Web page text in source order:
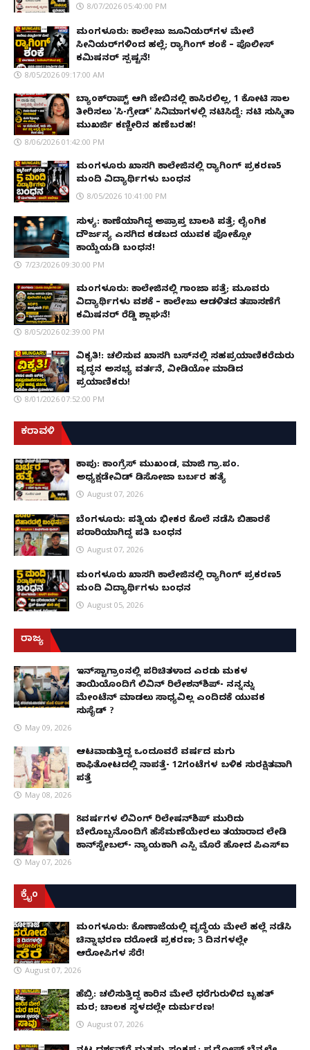
8/07/2026 05:40:00 PM
ಮಂಗಳೂರು: ಕಾಲೇಜು ಜೂನಿಯರ್‌ಗಳ ಮೇಲೆ
ಸೀನಿಯರ್‌ಗಳಿಂದ ಹಲ್ಲೆ; ರ‌್ಯಾಗಿಂಗ್ ಶಂಕೆ – ಪೊಲೀಸ್
ಕಮಿಷನರ್ ಸ್ಪಷ್ಟನೆ!
8/05/2026 09:17:00 AM
ಬ್ಯಾಂಕ್‌ರಾಪ್ಟ್‌ ಆಗಿ ಜೇಬಿನಲ್ಲಿ ಕಾಸಿರಲಿಲ್ಲ, ₹1 ಕೋಟಿ ಸಾಲ
ತೀರಿಸಲು 'ಸಿ-ಗ್ರೇಡ್' ಸಿನಿಮಾಗಳಲ್ಲಿ ನಟಿಸಿದ್ದೆ: ನಟಿ ಸುಸ್ಮಿತಾ
ಮುಖರ್ಜಿ ಕಣ್ಣೀರಿನ ಹಣೆಬರಹ!
8/06/2026 01:42:00 PM
ಮಂಗಳೂರು ಖಾಸಗಿ ಕಾಲೇಜಿನಲ್ಲಿ ರ‌್ಯಾಗಿಂಗ್ ಪ್ರಕರಣ5
ಮಂದಿ ವಿದ್ಯಾರ್ಥಿಗಳು ಬಂಧನ
8/05/2026 10:41:00 PM
ಸುಳ್ಯ: ಕಾಣೆಯಾಗಿದ್ದ ಅಪ್ರಾಪ್ತ ಬಾಲಕಿ ಪತ್ತೆ; ಲೈಂಗಿಕ
ದೌರ್ಜನ್ಯ ಎಸಗಿದ ಕಡಬದ ಯುವಕ ಪೋಕ್ಸೋ
ಕಾಯ್ದೆಯಡಿ ಬಂಧನ!
7/23/2026 09:30:00 PM
ಮಂಗಳೂರು: ಕಾಲೇಜಿನಲ್ಲಿ ಗಾಂಜಾ ಪತ್ತೆ; ಮೂವರು
ವಿದ್ಯಾರ್ಥಿಗಳು ವಶಕ್ಕೆ – ಕಾಲೇಜು ಆಡಳಿತದ ತಪಾಸಣೆಗೆ
ಕಮಿಷನರ್ ರೆಡ್ಡಿ ಶ್ಲಾಘನೆ!
8/05/2026 02:39:00 PM
ವಿಕೃತಿ!: ಚಲಿಸುವ ಖಾಸಗಿ ಬಸ್‌ನಲ್ಲಿ ಸಹಪ್ರಯಾಣಿಕರೆದುರು
ವೃದ್ಧನ ಅಸಭ್ಯ ವರ್ತನೆ, ವೀಡಿಯೋ ಮಾಡಿದ
ಪ್ರಯಾಣಿಕರು!
8/01/2026 07:52:00 PM
ಕರಾವಳಿ
ಕಾಪು: ಕಾಂಗ್ರೆಸ್ ಮುಖಂಡ, ಮಾಜಿ ಗ್ರಾ.ಪಂ.
ಅಧ್ಯಕ್ಷಡೇವಿಡ್ ಡಿಸೋಜಾ ಬರ್ಬರ ಹತ್ಯೆ
August 07, 2026
ಬೆಂಗಳೂರು: ಪತ್ನಿಯ ಭೀಕರ ಕೊಲೆ ನಡೆಸಿ ಬಿಹಾರಕ್ಕೆ
ಪರಾರಿಯಾಗಿದ್ದ ಪತಿ ಬಂಧನ
August 07, 2026
ಮಂಗಳೂರು ಖಾಸಗಿ ಕಾಲೇಜಿನಲ್ಲಿ ರ‌್ಯಾಗಿಂಗ್ ಪ್ರಕರಣ5
ಮಂದಿ ವಿದ್ಯಾರ್ಥಿಗಳು ಬಂಧನ
August 05, 2026
ರಾಜ್ಯ
ಇನ್​ಸ್ಟಾಗ್ರಾಂನಲ್ಲಿ ಪರಿಚಿತಳಾದ ಎರಡು ಮಕ್ಕಳ
ತಾಯಿಯೊಂದಿಗೆ ಲಿವಿನ್ ರಿಲೇಶನ್​ಶಿಪ್- ನನ್ನನ್ನು
ಮೇಂಟೆನ್ ಮಾಡಲು ಸಾಧ್ಯವಿಲ್ಲ ಎಂದಿದಕ್ಕೆ ಯುವಕ
ಸುಸೈಡ್ ?
May 09, 2026
ಆಟವಾಡುತ್ತಿದ್ದ ಒಂದೂವರೆ ವರ್ಷದ ಮಗು
ಕಾಫಿತೋಟದಲ್ಲಿ ನಾಪತ್ತೆ- 12ಗಂಟೆಗಳ ಬಳಿಕ ಸುರಕ್ಷಿತವಾಗಿ
ಪತ್ತೆ
May 08, 2026
8ವರ್ಷಗಳ ಲಿವಿಂಗ್‌ ರಿಲೇಷನ್‌ಶಿಪ್ ಮುರಿದು
ಬೇರೊಬ್ಬನೊಂದಿಗೆ ಹೆಸೆಮಣೆಯೇರಲು ತಯಾರಾದ ಲೇಡಿ
ಕಾನ್‌ಸ್ಟೇಬಲ್- ನ್ಯಾಯಕ್ಕಾಗಿ ಎಸ್ಪಿ ಮೊರೆ ಹೋದ ಪಿಎಸ್ಐ
May 07, 2026
ಕ್ರೈಂ
ಮಂಗಳೂರು: ಕೊಣಾಜೆಯಲ್ಲಿ ವೃದ್ಧೆಯ ಮೇಲೆ ಹಲ್ಲೆ ನಡೆಸಿ
ಚಿನ್ನಾಭರಣ ದರೋಡೆ ಪ್ರಕರಣ; 3 ದಿನಗಳಲ್ಲೇ
ಆರೋಪಿಗಳ ಸೆರೆ!
August 07, 2026
ಹೆಬ್ರಿ: ಚಲಿಸುತ್ತಿದ್ದ ಕಾರಿನ ಮೇಲೆ ಧರೆಗುರುಳಿದ ಬೃಹತ್
ಮರ; ಚಾಲಕ ಸ್ಥಳದಲ್ಲೇ ದುರ್ಮರಣ!
August 07, 2026